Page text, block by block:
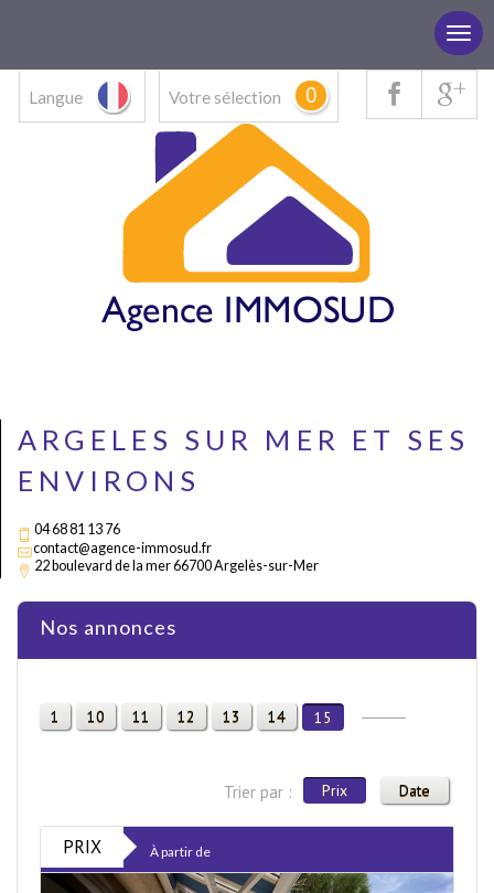
Langue Votre sélection 0
ARGELES SUR MER ET SES
ENVIRONS
04 68 81 13 76
contact@agence-immosud.fr
22 boulevard de la mer 66700 Argelès-sur-Mer
Nos annonces
1 10 11 12 13 14 15
Trier par : Prix Date
PRIX À partir de